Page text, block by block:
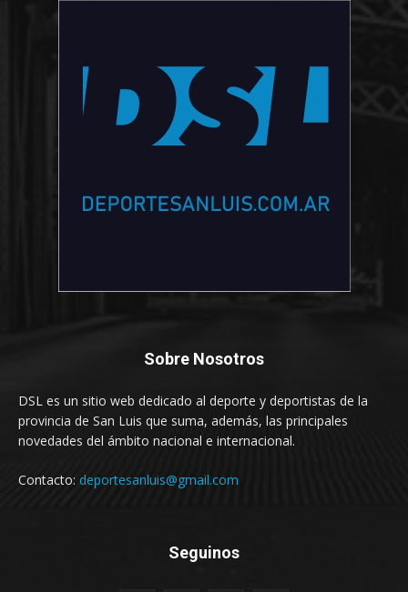
Sobre Nosotros
DSL es un sitio web dedicado al deporte y deportistas de la
provincia de San Luis que suma, además, las principales
novedades del ámbito nacional e internacional.
Contacto: deportesanluis@gmail.com
Seguinos